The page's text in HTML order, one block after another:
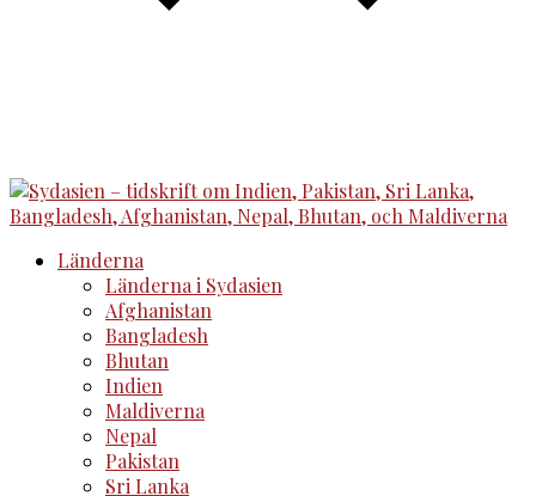
Länderna
Länderna i Sydasien
Afghanistan
Bangladesh
Bhutan
Indien
Maldiverna
Nepal
Pakistan
Sri Lanka